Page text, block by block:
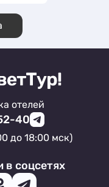
отелей
40
до 18:00 мск)
в соцсетях